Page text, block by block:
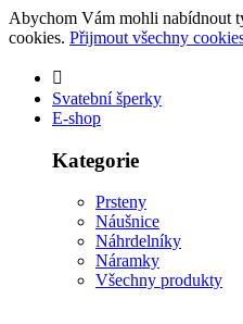
Abychom Vám mohli nabídnout
cookies. Přijmout všechny
Svatební šperky
E-shop
Kategorie
Prsteny
Náušnice
Náhrdelníky
Náramky
Všechny produkty